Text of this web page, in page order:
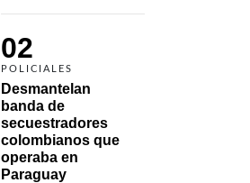
02
POLICIALES
Desmantelan
banda de
secuestradores
colombianos que
operaba en
Paraguay